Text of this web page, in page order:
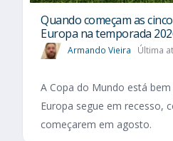
Quando começam as
Europa na temporada
Armando Vieira Última
A Copa do Mundo está
Europa segue em recesso,
começarem em agosto.